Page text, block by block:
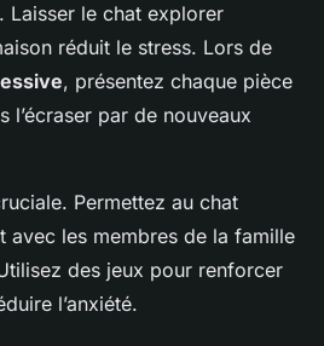
Laisser le chat explorer
réduit le stress. Lors de
, présentez chaque pièce
l’écraser par de nouveaux
Permettez au chat
avec les membres de la famille
des jeux pour renforcer
l’anxiété.